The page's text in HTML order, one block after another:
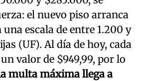
el nuevo piso arranca
una escala de entre 1.200 y
(UF). Al día de hoy, cada
valor de $949,99, por lo
multa máxima llega a